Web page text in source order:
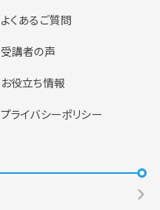
よくあるご質問
受講者の声
お役立ち情報
プライバシーポリシー